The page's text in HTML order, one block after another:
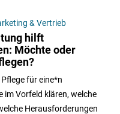
& Vertrieb
hilft
Möchte oder
für eine*n
im Vorfeld klären, welche
Herausforderungen